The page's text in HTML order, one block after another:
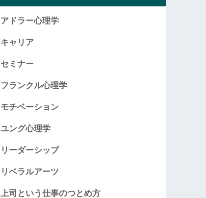
アドラー心理学
キャリア
セミナー
フランクル心理学
モチベーション
ユング心理学
リーダーシップ
リベラルアーツ
上司という仕事のつとめ方